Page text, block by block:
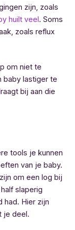
zijn, zoals
huilt veel. Soms
zoals reflux
om niet te
baby lastiger te
bij aan die
tools je kunnen
van je baby.
om een log bij
slaperig
had. Hier zijn
je deel.